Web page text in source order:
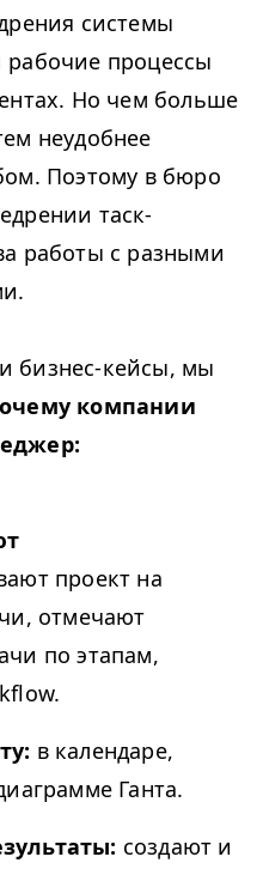
системы
рабочие процессы
Но чем больше
неудобнее
Поэтому в бюро
таск-
работы с разными
бизнес-кейсы, мы
компании
проект на
отмечают
по этапам,
в календаре,
Ганта.
создают и